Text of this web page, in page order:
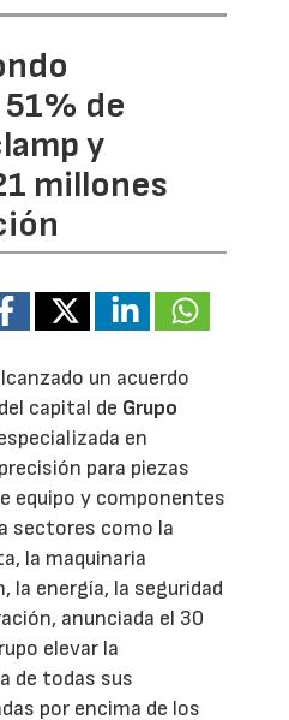
de
y
millones
un acuerdo
capital de Grupo
en
para piezas
equipo y componentes
sectores como la
la maquinaria
la energía, la seguridad
anunciada el 30
elevar la
de todas sus
por encima de los